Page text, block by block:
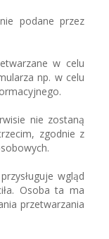
podane przez
w celu
np. w celu
nie zostaną
zgodnie z
wgląd
Osoba ta ma
przetwarzania